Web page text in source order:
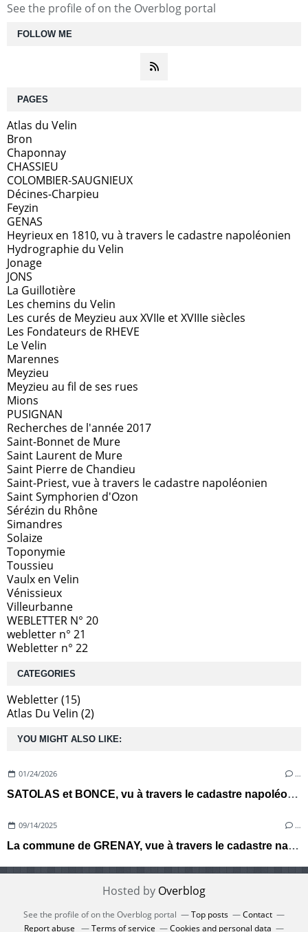
FOLLOW ME
See the profile ofon the Overblog portal
YOU MIGHT ALSO LIKE:
01/24/2026 …
SATOLAS et BONCE, vu à travers le cadastre napoléonien de 1838
09/14/2025 …
La commune de GRENAY, vue à travers le cadastre napoléonien de 1810
PAGES
Atlas du Velin
Bron
Chaponnay
CHASSIEU
COLOMBIER-SAUGNIEUX
Décines-Charpieu
Feyzin
GENAS
Heyrieux en 1810, vu à travers le cadastre napoléonien
Hydrographie du Velin
Jonage
JONS
La Guillotière
Les chemins du Velin
Les curés de Meyzieu aux XVIIe et XVIIIe siècles
Les Fondateurs de RHEVE
Le Velin
Marennes
Meyzieu
Meyzieu au fil de ses rues
Mions
PUSIGNAN
Recherches de l'année 2017
Saint-Bonnet de Mure
Saint Laurent de Mure
Saint Pierre de Chandieu
Saint-Priest, vue à travers le cadastre napoléonien
Saint Symphorien d'Ozon
Sérézin du Rhône
Simandres
Solaize
Toponymie
Toussieu
Vaulx en Velin
Vénissieux
Villeurbanne
WEBLETTER N° 20
webletter n° 21
Webletter n° 22
CATEGORIES
Webletter(15)
Atlas Du Velin (2)
Hosted by Overblog
See the profile ofon the Overblog portal Top posts
Contact
Report abuse
Terms of service Cookies and personal data